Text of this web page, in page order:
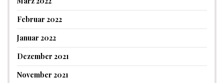
Februar 2022
Januar 2022
Dezember 2021
November 2021